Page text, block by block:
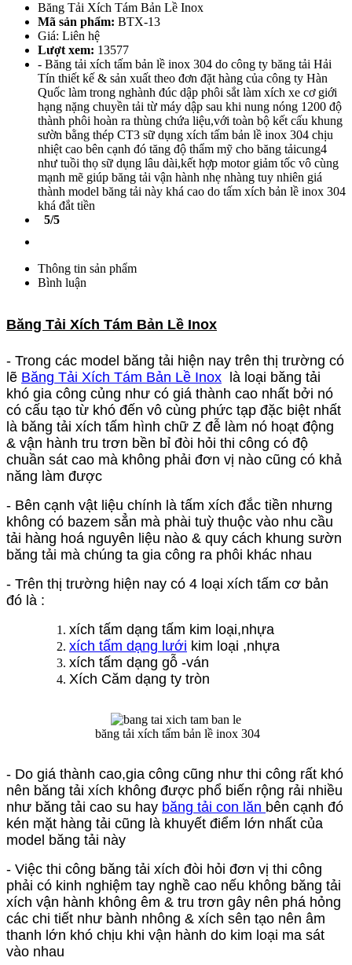
Băng Tải Xích Tám Bản Lề Inox
Mã sản phẩm: BTX-13
Giá: Liên hệ
Lượt xem: 13577
- Băng tải xích tấm bản lề inox 304 do công ty băng tải Hải
Tín thiết kế & sản xuất theo đơn đặt hàng của công ty Hàn
Quốc làm trong nghành đúc dập phôi sắt làm xích xe cơ giới
hạng nặng chuyền tải từ máy dập sau khi nung nóng 1200 độ
thành phôi hoàn ra thùng chứa liệu,với toàn bộ kết cấu khung
sườn bằng thép CT3 sữ dụng xích tấm bản lề inox 304 chịu
nhiệt cao bên cạnh đó tăng độ thẩm mỹ cho băng tảicung4
như tuồi thọ sữ dụng lâu dài,kết hợp motor giảm tốc vô cùng
mạnh mẽ giúp băng tải vận hành nhẹ nhàng tuy nhiên giá
thành model băng tải này khá cao do tấm xích bản lề inox 304
khá đắt tiền
5/5
Thông tin sản phẩm
Bình luận
Băng Tải Xích Tám Bản Lề Inox
- Trong các model băng tải hiện nay trên thị trường có
lẽ Băng Tải Xích Tám Bản Lề Inox là loại băng tải
khó gia công củng như có giá thành cao nhất bởi nó
có cấu tạo từ khó đến vô cùng phức tạp đặc biệt nhất
là băng tải xích tấm hình chữ Z đễ làm nó hoạt động
& vận hành tru trơn bền bỉ đòi hỏi thi công có độ
chuần sát cao mà không phải đơn vị nào cũng có khả
năng làm được
- Bên cạnh vật liệu chính là tấm xích đắc tiền nhưng
không có bazem sẳn mà phài tuỳ thuộc vào nhu cầu
tải hàng hoá nguyên liệu nào & quy cách khung sườn
băng tải mà chúng ta gia công ra phôi khác nhau
- Trên thị trường hiện nay có 4 loại xích tấm cơ bản
đó là :
xích tấm dạng tấm kim loại,nhựa
xích tấm dạng lưới kim loại ,nhựa
xích tấm dạng gỗ -ván
Xích Căm dạng ty tròn
băng tải xích tấm bản lề inox 304
- Do giá thành cao,gia công cũng như thi công rất khó
nên băng tải xích không được phổ biến rộng rải nhiều
như băng tải cao su hay băng tải con lăn bên cạnh đó
kén mặt hàng tải cũng là khuyết điểm lớn nhất của
model băng tải này
- Việc thi công băng tải xích đòi hỏi đơn vị thi công
phải có kinh nghiệm tay nghề cao nếu không băng tải
xích vận hành không êm & tru trơn gây nên phá hỏng
các chi tiết như bành nhông & xích sên tạo nên âm
thanh lớn khó chịu khi vận hành do kim loại ma sát
vào nhau